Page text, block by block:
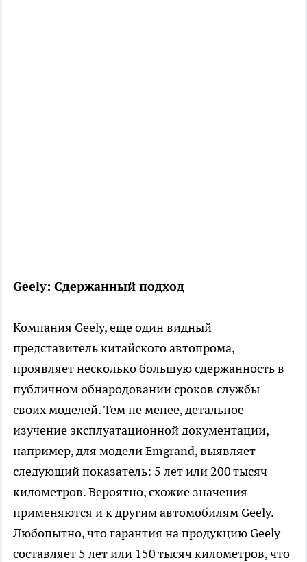
Geely: Сдержанный подход
Компания Geely, еще один видный
представитель китайского автопрома,
проявляет несколько большую сдержанность в
публичном обнародовании сроков службы
своих моделей. Тем не менее, детальное
изучение эксплуатационной документации,
например, для модели Emgrand, выявляет
следующий показатель: 5 лет или 200 тысяч
километров. Вероятно, схожие значения
применяются и к другим автомобилям Geely.
Любопытно, что гарантия на продукцию Geely
составляет 5 лет или 150 тысяч километров, что